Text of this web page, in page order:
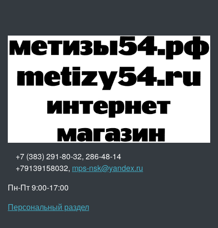
+7 (383) 291-80-32, 286-48-14
+79139158032, mps-nsk@yandex.ru
Пн-Пт 9:00-17:00
Персональный раздел